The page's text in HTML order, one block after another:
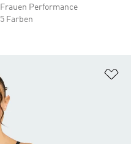
Frauen Performance
5 Farben